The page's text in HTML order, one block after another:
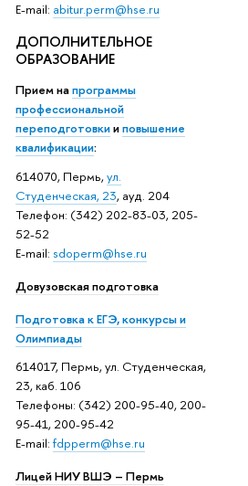
E-mail: abitur.perm@hse.ru
ДОПОЛНИТЕЛЬНОЕ
ОБРАЗОВАНИЕ
Прием напрограммы
профессиональной
переподготовкииповышение
квалификации:
614070, Пермь,ул.
Студенческая, 23, ауд. 204
Телефон: (342) 202-83-03, 205-
52-52
E-mail: sdoperm@hse.ru
Довузовская подготовка
Подготовка к ЕГЭ, конкурсы и
Олимпиады
614017, Пермь, ул. Студенческая,
23, каб. 106
Телефоны: (342) 200-95-40, 200-
95-41, 200-95-42
E-mail: fdpperm@hse.ru
Лицей НИУ ВШЭ – Пермь